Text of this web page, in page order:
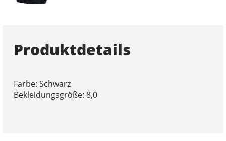
Produktdetails
Farbe: Schwarz
Bekleidungsgröße: 8,0